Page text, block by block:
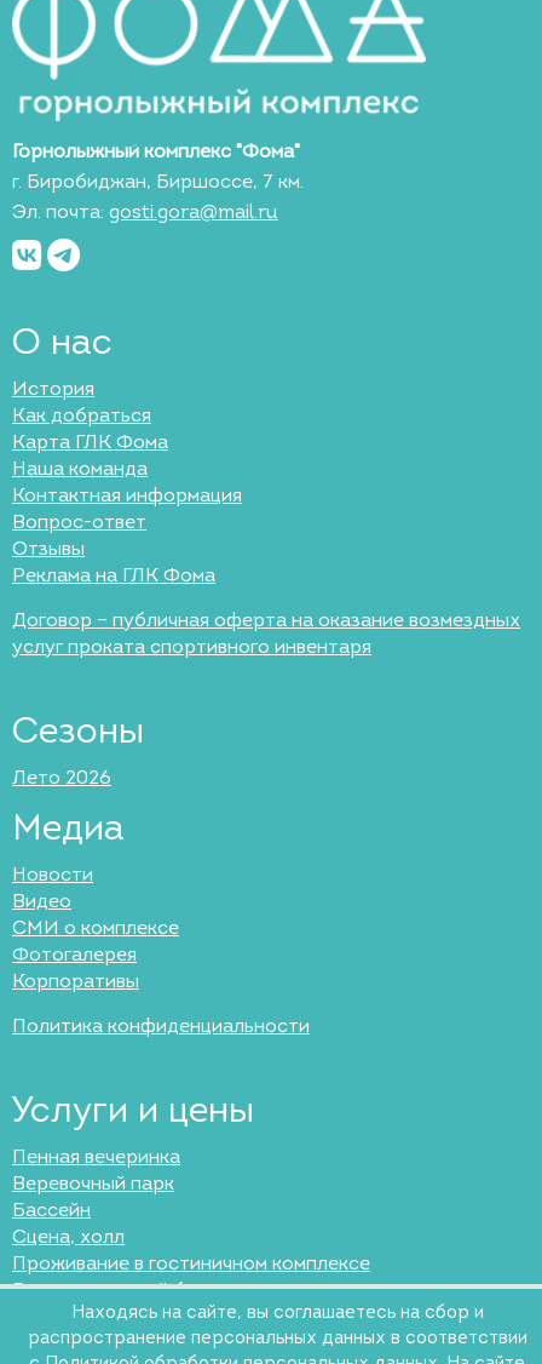
Горнолыжный комплекс "Фома"
г. Биробиджан, Биршоссе, 7 км.
Эл. почта: gosti.gora@mail.ru
О нас
История
Как добраться
Карта ГЛК Фома
Наша команда
Контактная информация
Вопрос-ответ
Отзывы
Реклама на ГЛК Фома
Договор – публичная оферта на оказание возмездных
услуг проката спортивного инвентаря
Сезоны
Лето 2026
Медиа
Новости
Видео
СМИ о комплексе
Фотогалерея
Корпоративы
Политика конфиденциальности
Услуги и цены
Пенная вечеринка
Веревочный парк
Бассейн
Сцена, холл
Проживание в гостиничном комплексе
Въезд и входной билет
Лазертаг
Навесы
Находясь на сайте, вы соглашаетесь на сбор и
распространение персональных данных в соответствии